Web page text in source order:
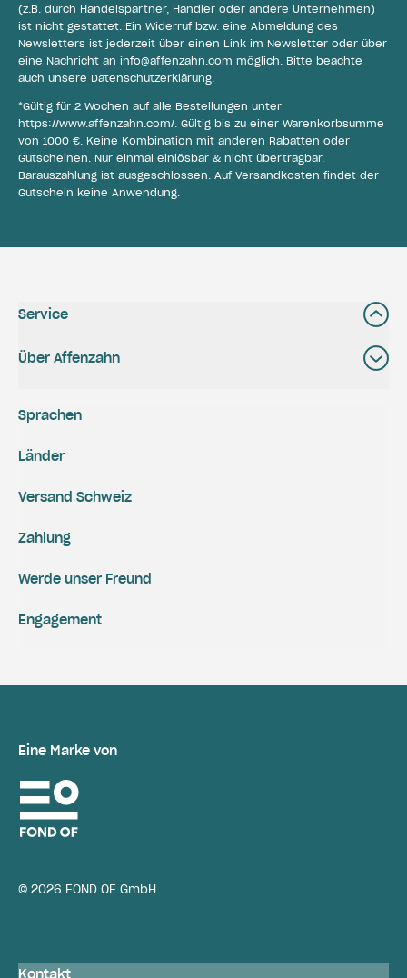
(z.B. durch Handelspartner, Händler oder andere Unternehmen)
ist nicht gestattet. Ein Widerruf bzw. eine Abmeldung des
Newsletters ist jederzeit über einen Link im Newsletter oder über
eine Nachricht an info@affenzahn.com möglich. Bitte beachte
auch unsere Datenschutzerklärung.
*Gültig für 2 Wochen auf alle Bestellungen unter
https://www.affenzahn.com/. Gültig bis zu einer Warenkorbsumme
von 1000 €. Keine Kombination mit anderen Rabatten oder
Gutscheinen. Nur einmal einlösbar & nicht übertragbar.
Barauszahlung ist ausgeschlossen. Auf Versandkosten findet der
Gutschein keine Anwendung.
Service
Über Affenzahn
Versand Schweiz
Zahlung
Engagement
Werde unser Freund
Sprachen
Länder
Eine Marke von
© 2026 FOND OF GmbH
Kontakt